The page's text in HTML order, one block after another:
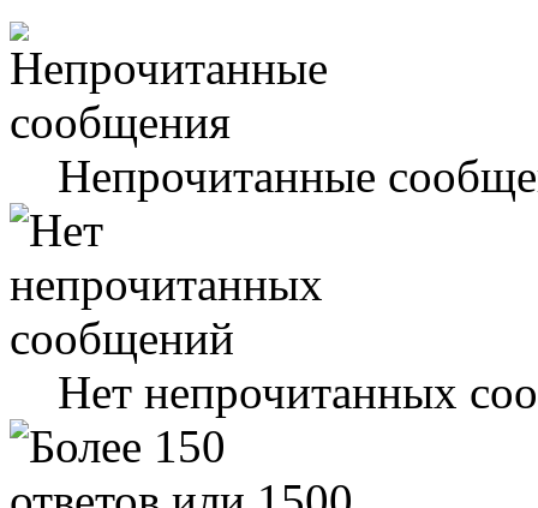
Непрочитанные
Нет непрочитанных